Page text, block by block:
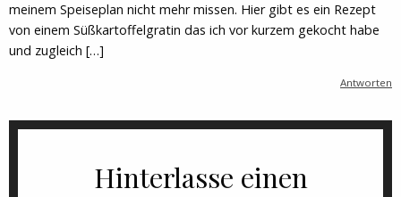
meinem Speiseplan nicht mehr missen. Hier gibt es ein Rezept
von einem Süßkartoffelgratin das ich vor kurzem gekocht habe
und zugleich […]
Antworten
Hinterlasse einen